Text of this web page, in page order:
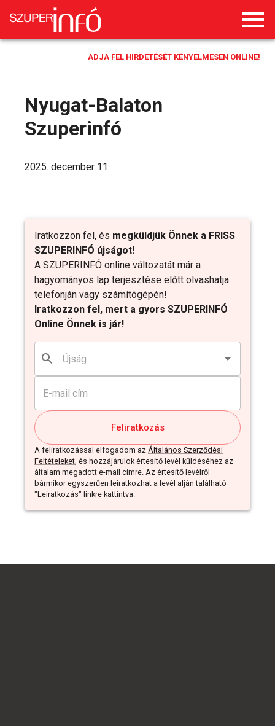
ADJA FEL HIRDETÉSÉT KÉNYELMESEN ONLINE!
Nyugat-Balaton
Szuperinfó
Iratkozzon fel, és megküldjük Önnek a FRISS
SZUPERINFÓ újságot!
A SZUPERINFÓ online változatát már a
hagyományos lap terjesztése előtt olvashatja
telefonján vagy számítógépén!
Iratkozzon fel, mert a gyors SZUPERINFÓ
Online Önnek is jár!
Feliratkozás
A feliratkozással elfogadom az Általános Szerződési
Feltételeket, és hozzájárulok értesítő levél küldéséhez az
általam megadott e-mail címre. Az értesítő levélről
bármikor egyszerűen leiratkozhat a levél alján található
"Leiratkozás" linkre kattintva.
2025. december 11.